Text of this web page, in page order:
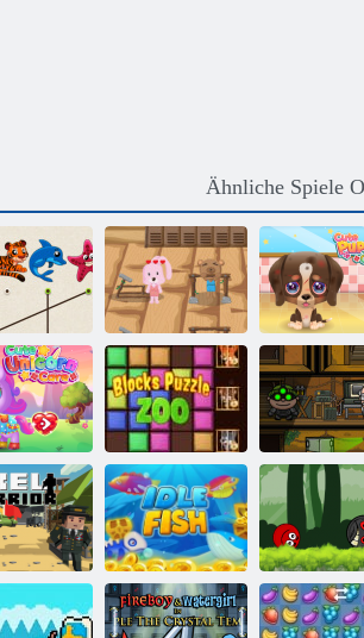
Ähnliche Spiele
passt zu
Animal
Gym Mania
kaufen
Süße
Unicorn
Pflege
Blocks Puzzle
Zoo
Bob der
3
Ball Hero